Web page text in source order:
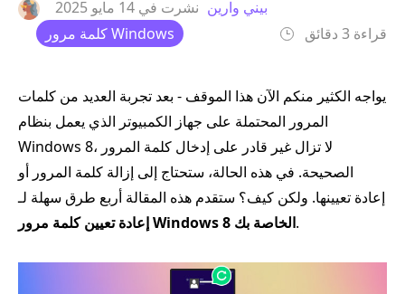
بيني وارين نشرت في 14 مايو 2025
كلمة مرور Windows
قراءة 3 دقائق
يواجه الكثير منكم الآن هذا الموقف - بعد تجربة العديد من كلمات
المرور المحتملة على جهاز الكمبيوتر الذي يعمل بنظام
Windows 8، لا تزال غير قادر على إدخال كلمة المرور
الصحيحة. في هذه الحالة، ستحتاج إلى إزالة كلمة المرور أو
إعادة تعيينها. ولكن كيف؟ ستقدم هذه المقالة أربع طرق سهلة لـ
إعادة تعيين كلمة مرور Windows 8 الخاصة بك.